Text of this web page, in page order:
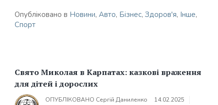
Опубліковано в Новини, Авто, Бізнес, Здоров'я, Інше,
Спорт
Свято Миколая в Карпатах: казкові враження
для дітей і дорослих
ОПУБЛІКОВАНО Сергій Даниленко
14.02.2025